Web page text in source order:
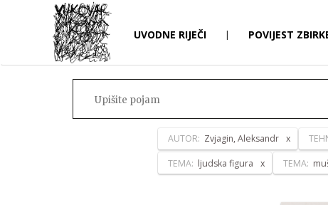
UVODNE RIJEČI | POVIJEST
AUTOR: Zvjagin, Aleksandr
TEMA: ljudska figura TEMA: